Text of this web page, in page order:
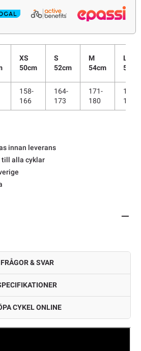
XS
50cm
S
52cm
M
54cm
L
56cm
158-
166
164-
173
171-
180
179-
187
innan leverans
till alla cyklar
FRÅGOR & SVAR
CYKEL ONLINE